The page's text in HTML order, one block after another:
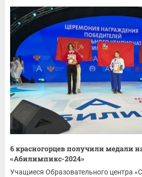
6 красногорцев получили медали
«Абилимпикс-2024»
Учащиеся Образовательного центра